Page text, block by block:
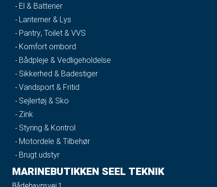
El & Batterier
Lanterner & Lys
Pantry, Toilet & VVS
Komfort ombord
Bådpleje & Vedligeholdelse
Sikkerhed & Badestiger
Vandsport & Fritid
Sejlertøj & Sko
Zink
Styring & Kontrol
Motordele & Tilbehør
Brugt udstyr
MARINEBUTIKKEN SEEL TEKNIK